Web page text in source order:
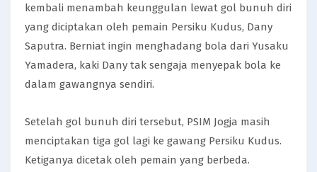
kembali menambah keunggulan lewat gol bunuh diri
yang diciptakan oleh pemain Persiku Kudus, Dany
Saputra. Berniat ingin menghadang bola dari Yusaku
Yamadera, kaki Dany tak sengaja menyepak bola ke
dalam gawangnya sendiri.
Setelah gol bunuh diri tersebut, PSIM Jogja masih
menciptakan tiga gol lagi ke gawang Persiku Kudus.
Ketiganya dicetak oleh pemain yang berbeda.